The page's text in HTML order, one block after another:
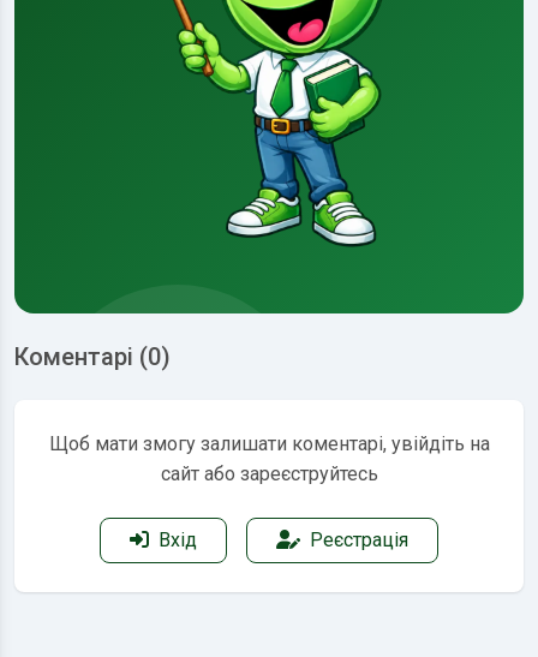
Коментарі (0)
Щоб мати змогу залишати коментарі, увійдіть на
сайт або зареєструйтесь
Вхід Реєстрація